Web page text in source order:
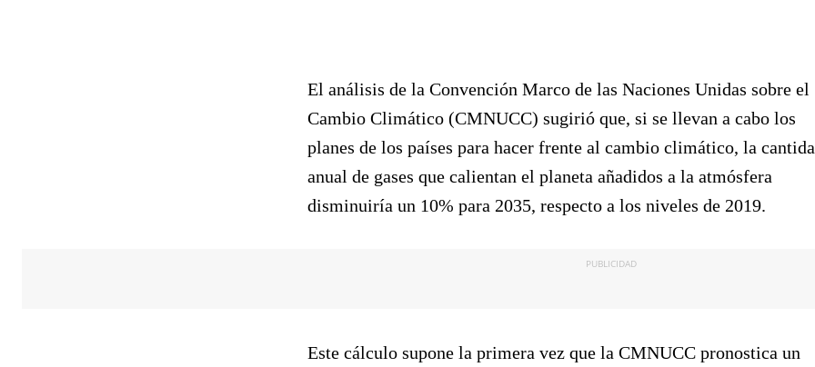
El análisis de la Convención Marco de las Naciones Unidas sobre el
Cambio Climático (CMNUCC) sugirió que, si se llevan a cabo los
planes de los países para hacer frente al cambio climático, la
anual de gases que calientan el planeta añadidos a la atmósfera
disminuiría un 10% para 2035, respecto a los niveles de 2019.
PUBLICIDAD
Este cálculo supone la primera vez que la CMNUCC pronostica un